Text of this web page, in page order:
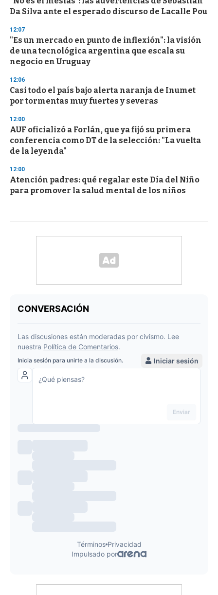
Da Silva ante el esperado discurso de Lacalle Pou
12:07
"Es un mercado en punto de inflexión": la visión
de una tecnológica argentina que escala su
negocio en Uruguay
12:06
Casi todo el país bajo alerta naranja de Inumet
por tormentas muy fuertes y severas
12:00
AUF oficializó a Forlán, que ya fijó su primera
conferencia como DT de la selección: "La vuelta
de la leyenda"
12:00
Atención padres: qué regalar este Día del Niño
para promover la salud mental de los niños